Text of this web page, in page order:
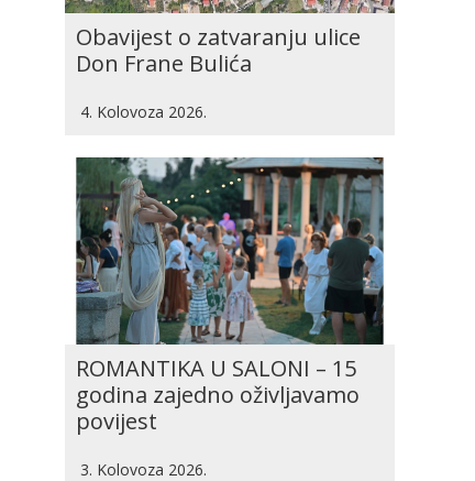
Obavijest o zatvaranju ulice
Don Frane Bulića
4. Kolovoza 2026.
ROMANTIKA U SALONI – 15
godina zajedno oživljavamo
povijest
3. Kolovoza 2026.